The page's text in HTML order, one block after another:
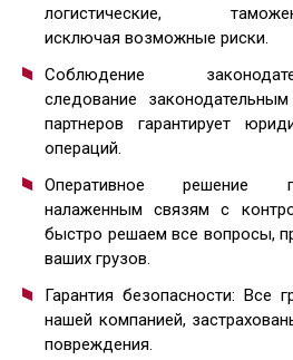
логистические,
исключая возможные риски.
Соблюдение
следование
партнеров гарантирует
операций.
Оперативное решение
налаженным связям с
быстро решаем все вопросы,
ваших грузов.
Гарантия безопасности: Все
нашей компанией,
повреждения.